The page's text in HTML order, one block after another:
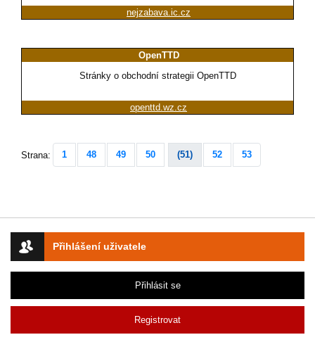
Přihlášení uživatele
Přihlásit se
Registrovat
nejzabava.ic.cz
OpenTTD
Stránky o obchodní strategii OpenTTD
openttd.wz.cz
Strana: 1 48 49 50 (51) 52 53